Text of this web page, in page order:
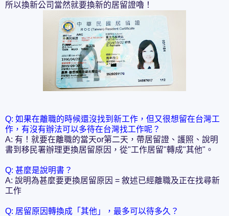
所以換新公司當然就要換新的居留證嚕！
Q: 如果在離職的時候還沒找到新工作，但又很想留在台灣工
作，有沒有辦法可以多待在台灣找工作呢？
A: 有！就要在離職的當天or第二天，帶居留證、護照、說明
書到移民署辦理更換居留原因，從"工作居留"轉成"其他"。
Q: 甚麼是說明書？
A: 說明為甚麼要更換居留原因 = 敘述已經離職及正在找尋新
工作
Q: 居留原因轉換成「其他」，最多可以待多久？